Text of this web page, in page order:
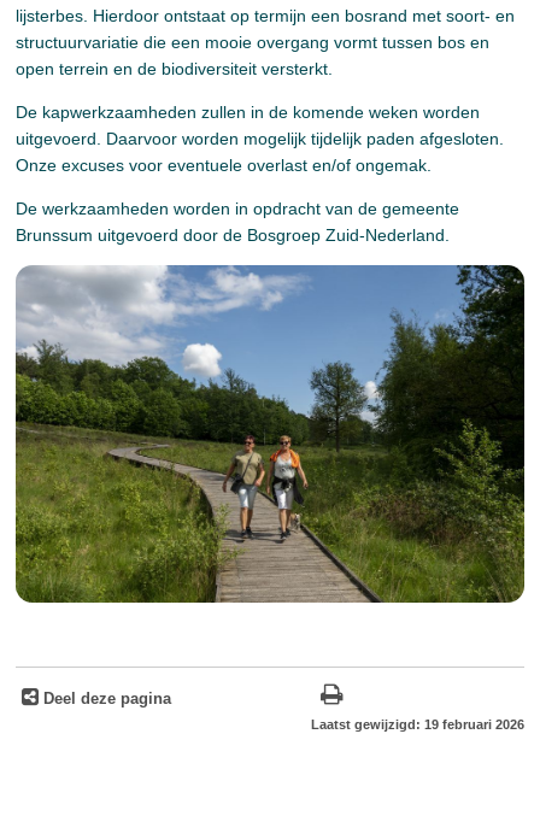
lijsterbes. Hierdoor ontstaat op termijn een bosrand met soort- en
structuurvariatie die een mooie overgang vormt tussen bos en
open terrein en de biodiversiteit versterkt.
De kapwerkzaamheden zullen in de komende weken worden
uitgevoerd. Daarvoor worden mogelijk tijdelijk paden afgesloten.
Onze excuses voor eventuele overlast en/of ongemak.
De werkzaamheden worden in opdracht van de gemeente
Brunssum uitgevoerd door de Bosgroep Zuid-Nederland.
Deel deze pagina
Laatst gewijzigd: 19 februari 2026